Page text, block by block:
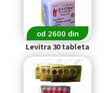
od 2600 din
Levitra 30 tableta